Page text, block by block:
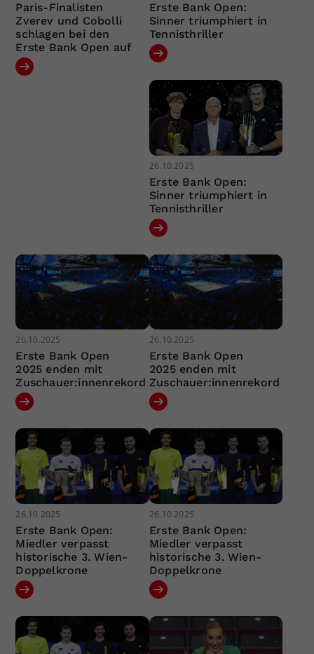
Paris-Finalisten
Zverev und Cobolli
schlagen bei den
Erste Bank Open auf
Erste Bank Open:
Sinner triumphiert in
Tennisthriller
26.10.2025
Erste Bank Open:
Sinner triumphiert in
Tennisthriller
26.10.2025
Erste Bank Open
2025 enden mit
Zuschauer:innenrekord
26.10.2025
Erste Bank Open
2025 enden mit
Zuschauer:innenrekord
26.10.2025
Erste Bank Open:
Miedler verpasst
historische 3. Wien-
Doppelkrone
26.10.2025
Erste Bank Open:
Miedler verpasst
historische 3. Wien-
Doppelkrone